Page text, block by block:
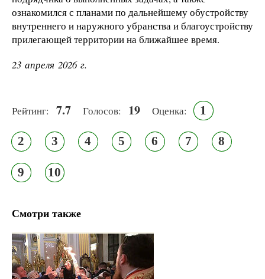
ознакомился с планами по дальнейшему обустройству
внутреннего и наружного убранства и благоустройству
прилегающей территории на ближайшее время.
23 апреля 2026 г.
Рейтинг: 7.7 Голосов: 19 Оценка: 1
2 3 4 5 6 7 8
9 10
Смотри также